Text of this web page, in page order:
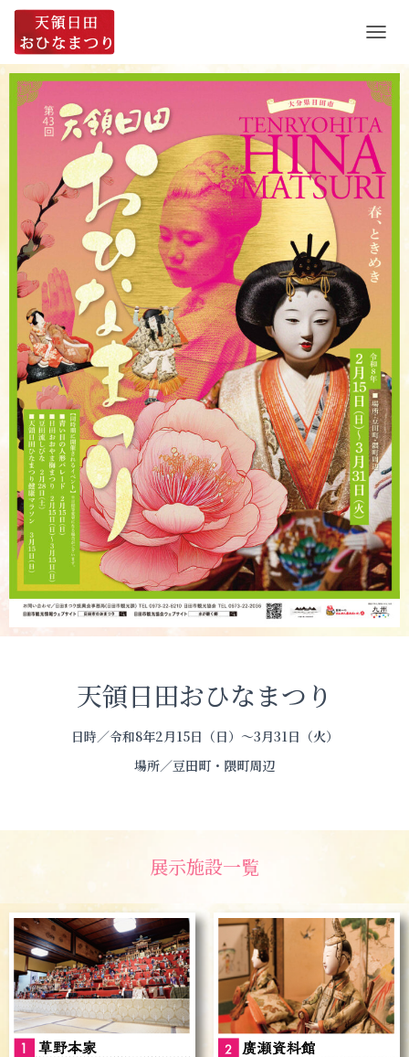
ゲ
ー
シ
ョ
ン
を
り
替
え
天領日田おひなまつり
日時／令和8年2月15日（日）～3月31日（火）
場所／豆田町・隈町周辺
展示施設一覧